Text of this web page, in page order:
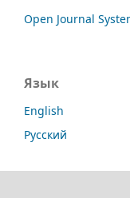
Open Journal
Язык
English
Русский